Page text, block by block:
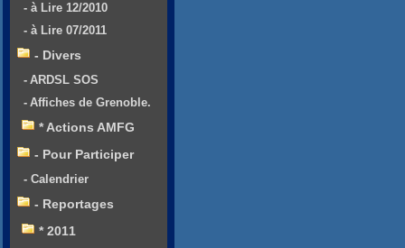
- à Lire 12/2010
- à Lire 07/2011
- Divers
- ARDSL SOS
- Affiches de Grenoble.
* Actions AMFG
- Pour Participer
- Calendrier
- Reportages
* 2011